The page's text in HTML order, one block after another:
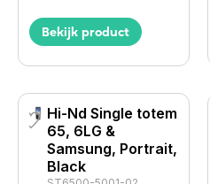
Bekijk product
Hi-Nd Single totem
65, 6LG &
Samsung, Portrait,
Black